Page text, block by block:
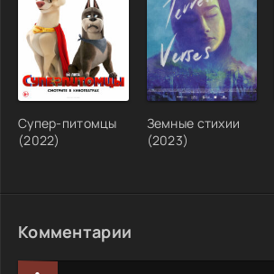
Супер-питомцы
(2022)
Земные стихии
(2023)
Комментарии